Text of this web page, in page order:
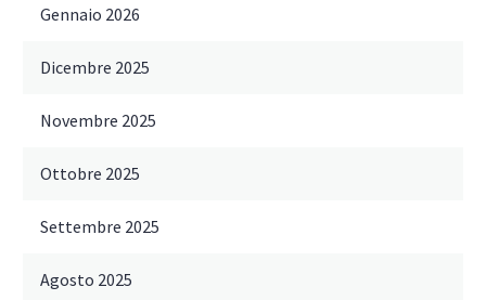
Gennaio 2026
Dicembre 2025
Novembre 2025
Ottobre 2025
Settembre 2025
Agosto 2025